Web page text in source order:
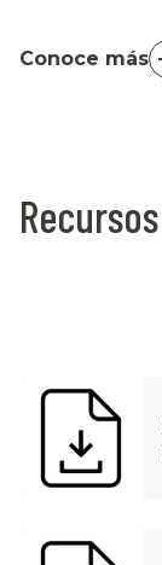
Conoce más
Recursos